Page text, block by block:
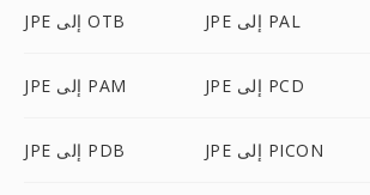
JPE إلى OTB JPE إلى PAL
JPE إلى PAM JPE إلى PCD
JPE إلى PDB JPE إلى PICON